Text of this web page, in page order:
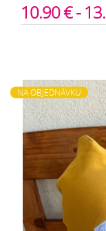
10.90 € -
NA OBJEDNÁVKU